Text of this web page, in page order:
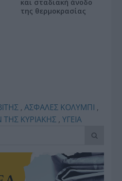
και σταδιακή άνοδο
της θερμοκρασίας
,ΑΣΦΑΛΕΣ ΚΟΛΥΜΠΙ ,
ΚΥΡΙΑΚΗΣ ,ΥΓΕΙΑ